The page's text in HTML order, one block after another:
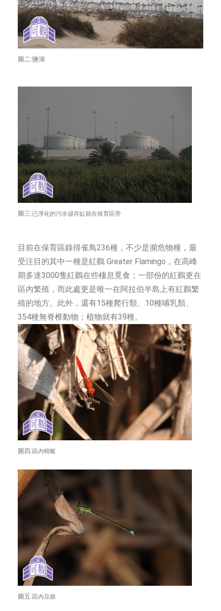
圖二:鹽湖
圖三:已淨化的污水儲存缸就在保育區旁
目前在保育區錄得雀鳥236種，不少是瀕危物種，最
受注目的其中一種是紅鸛 Greater Flamingo，在高峰
期多達3000隻紅鸛在些棲息覓食；一部份的紅鸛更在
區內繁殖，而此處更是唯一在阿拉伯半島上有紅鸛繁
殖的地方。此外，還有15種爬行類、10種哺乳類、
354種無脊椎動物；植物就有39種。
圖四: 區內蜻蜓
圖五: 區內豆娘